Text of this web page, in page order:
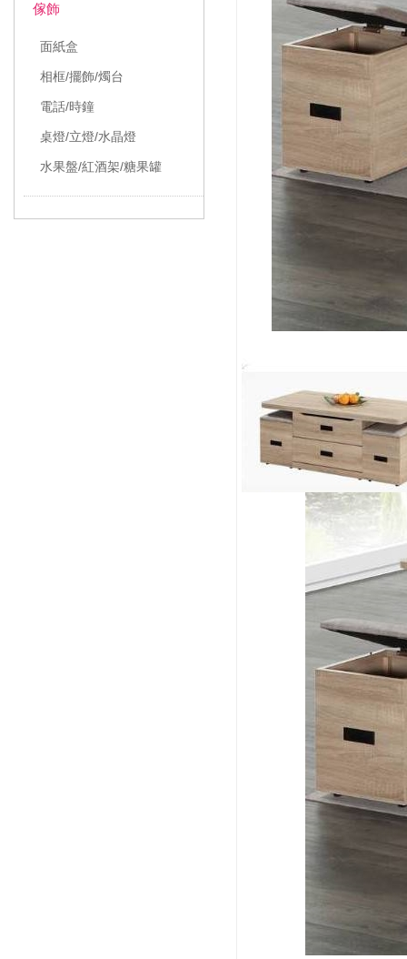
傢飾
面紙盒
相框/擺飾/燭台
電話/時鐘
桌燈/立燈/水晶燈
水果盤/紅酒架/糖果罐